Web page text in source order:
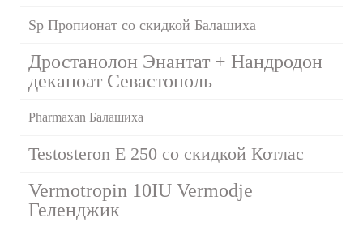
Sp Пропионат со скидкой Балашиха
Дростанолон Энантат + Нандродон
деканоат Севастополь
Pharmaxan Балашиха
Testosteron E 250 со скидкой Котлас
Vermotropin 10IU Vermodje
Геленджик